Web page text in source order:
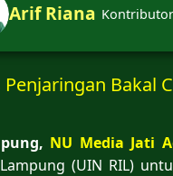
Arif Riana Kontributor
Penjaringan Bakal
NU Media Jati
(UIN RIL)